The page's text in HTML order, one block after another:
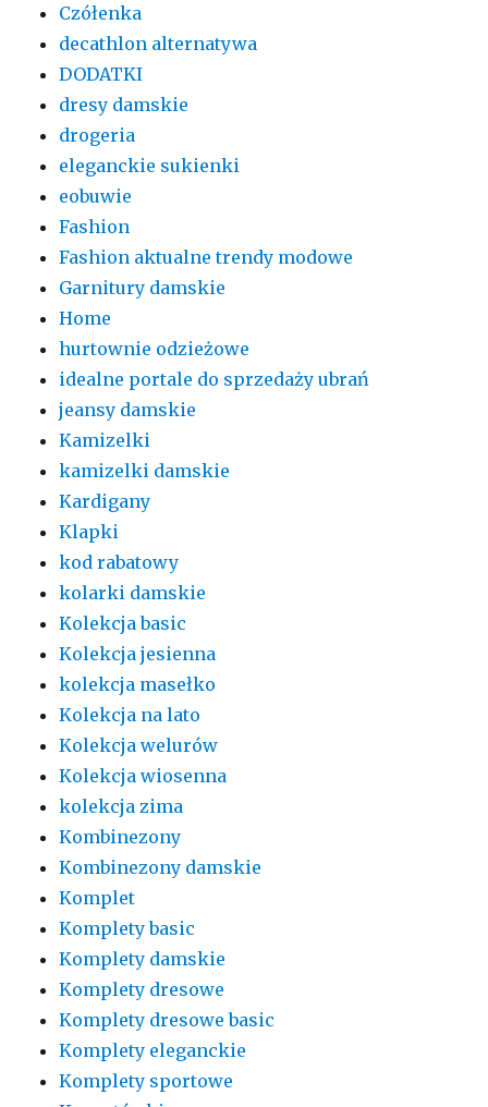
Czółenka
decathlon alternatywa
DODATKI
dresy damskie
drogeria
eleganckie sukienki
eobuwie
Fashion
Fashion aktualne trendy modowe
Garnitury damskie
Home
hurtownie odzieżowe
idealne portale do sprzedaży ubrań
jeansy damskie
Kamizelki
kamizelki damskie
Kardigany
Klapki
kod rabatowy
kolarki damskie
Kolekcja basic
Kolekcja jesienna
kolekcja masełko
Kolekcja na lato
Kolekcja welurów
Kolekcja wiosenna
kolekcja zima
Kombinezony
Kombinezony damskie
Komplet
Komplety basic
Komplety damskie
Komplety dresowe
Komplety dresowe basic
Komplety eleganckie
Komplety sportowe